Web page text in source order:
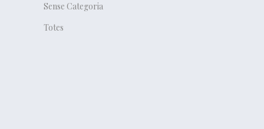
Sense Categoria
Totes